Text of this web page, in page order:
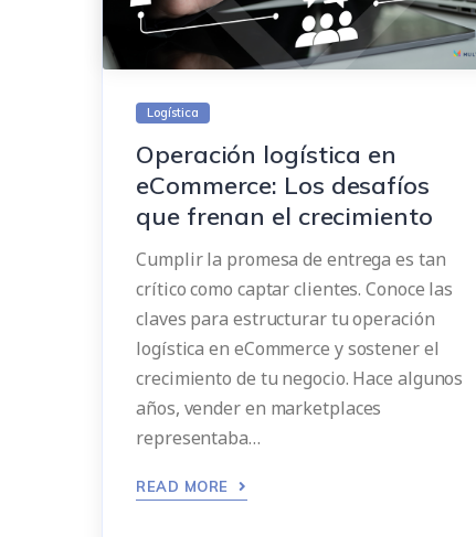
Logística
Operación logística en
eCommerce: Los desafíos
que frenan el crecimiento
Cumplir la promesa de entrega es tan
crítico como captar clientes. Conoce las
claves para estructurar tu operación
logística en eCommerce y sostener el
crecimiento de tu negocio. Hace algunos
años, vender en marketplaces
representaba…
READ MORE